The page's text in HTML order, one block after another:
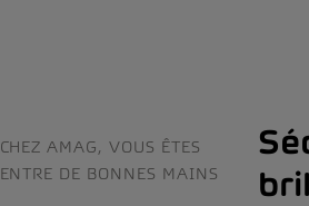
CHEZ AMAG, VOUS ÊTES
ENTRE DE BONNES MAINS